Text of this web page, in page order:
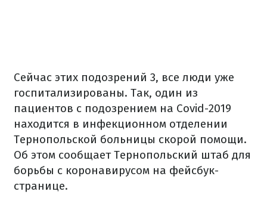
Сейчас этих подозрений 3, все люди уже
госпитализированы. Так, один из
пациентов с подозрением на Covid-2019
находится в инфекционном отделении
Тернопольской больницы скорой помощи.
Об этом сообщает Тернопольский штаб для
борьбы с коронавирусом на фейсбук-
странице.